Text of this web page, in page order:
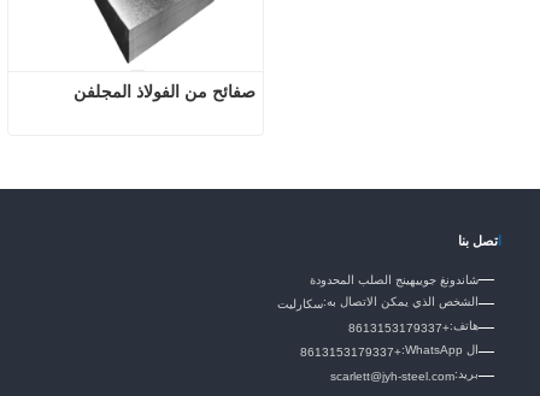
صفائح من الفولاذ المجلفن
اتصل بنا
شاندونغ جوييهينج الصلب المحدودة
الشخص الذي يمكن الاتصال به:سكارليت
هاتف:+8613153179337
ال WhatsApp:
+8613153179337
بريد:scarlett@jyh-steel.com